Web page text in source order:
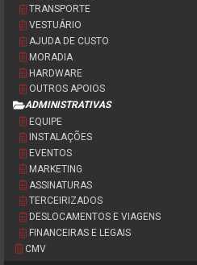
TRANSPORTE
VESTUÁRIO
AJUDA DE CUSTO
MORADIA
HARDWARE
OUTROS APOIOS
ADMINISTRATIVAS
EQUIPE
INSTALAÇÕES
EVENTOS
MARKETING
ASSINATURAS
TERCEIRIZADOS
DESLOCAMENTOS E VIAGENS
FINANCEIRAS E LEGAIS
CMV